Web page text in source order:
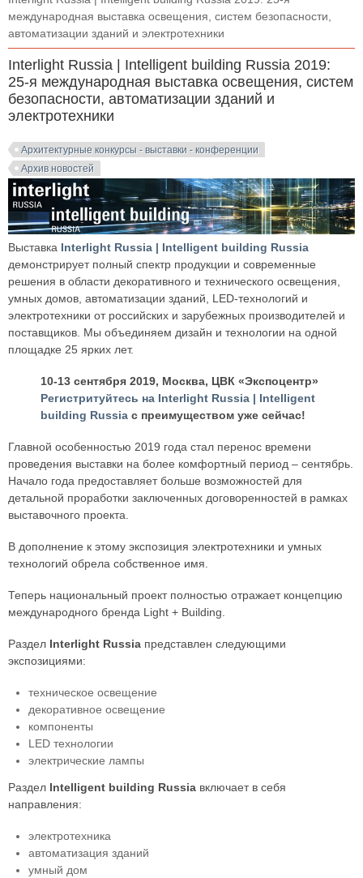
международная выставка освещения, систем безопасности,
автоматизации зданий и электротехники
Interlight Russia | Intelligent building Russia 2019:
25-я международная выставка освещения, систем
безопасности, автоматизации зданий и
электротехники
Архитектурные конкурсы - выставки - конференции
Архив новостей
Выставка Interlight Russia | Intelligent building Russia
демонстрирует полный спектр продукции и современные
решения в области декоративного и технического освещения,
умных домов, автоматизации зданий, LED-технологий и
электротехники от российских и зарубежных производителей и
поставщиков. Мы объединяем дизайн и технологии на одной
площадке 25 ярких лет.
10-13 сентября 2019, Москва, ЦВК «Экспоцентр»
Регистритуйтесь на Interlight Russia | Intelligent
building Russia с преимуществом уже сейчас!
Главной особенностью 2019 года стал перенос времени
проведения выставки на более комфортный период – сентябрь.
Начало года предоставляет больше возможностей для
детальной проработки заключенных договоренностей в рамках
выставочного проекта.
В дополнение к этому экспозиция электротехники и умных
технологий обрела собственное имя.
Теперь национальный проект полностью отражает концепцию
международного бренда Light + Building.
Раздел Interlight Russia представлен следующими
экспозициями:
техническое освещение
декоративное освещение
компоненты
LED технологии
электрические лампы
Раздел Intelligent building Russia включает в себя
направления:
электротехника
автоматизация зданий
умный дом